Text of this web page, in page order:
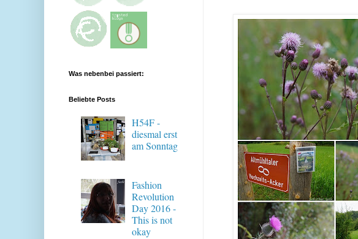
Was nebenbei passiert:
Beliebte Posts
H54F -
diesmal erst
am Sonntag
Fashion
Revolution
Day 2016 -
This is not
okay